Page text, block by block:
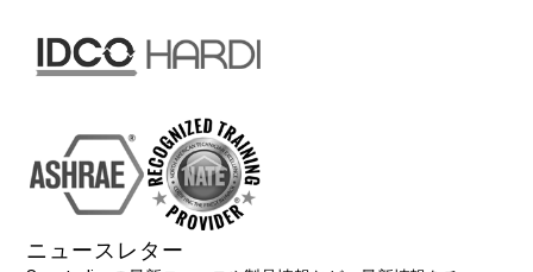
ニュースレター